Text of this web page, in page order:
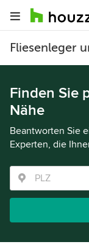
Fliesenleger
Finden Sie
Nähe
Beantworten Sie
Experten, die